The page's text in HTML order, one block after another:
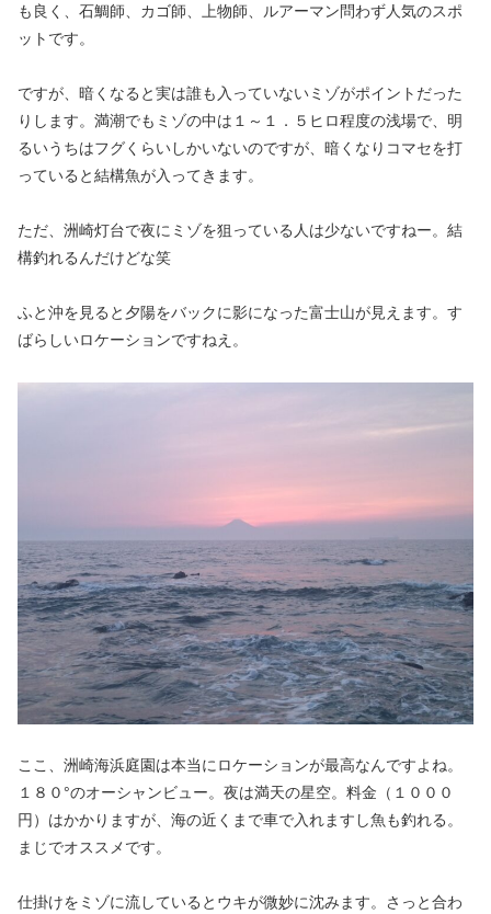
も良く、石鯛師、カゴ師、上物師、ルアーマン問わず人気のスポ
ットです。
ですが、暗くなると実は誰も入っていないミゾがポイントだった
りします。満潮でもミゾの中は１～１．５ヒロ程度の浅場で、明
るいうちはフグくらいしかいないのですが、暗くなりコマセを打
っていると結構魚が入ってきます。
ただ、洲崎灯台で夜にミゾを狙っている人は少ないですねー。結
構釣れるんだけどな笑
ふと沖を見ると夕陽をバックに影になった富士山が見えます。す
ばらしいロケーションですねえ。
ここ、洲崎海浜庭園は本当にロケーションが最高なんですよね。
１８０°のオーシャンビュー。夜は満天の星空。料金（１０００
円）はかかりますが、海の近くまで車で入れますし魚も釣れる。
まじでオススメです。
仕掛けをミゾに流しているとウキが微妙に沈みます。さっと合わ